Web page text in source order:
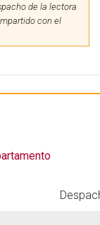
de la lectora
con el